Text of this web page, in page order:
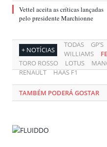
Vettel aceita as críticas lançadas
pelo presidente Marchionne
+ NOTÍCIAS
TODAS GP’S
WILLIAMS
TORO ROSSO
LOTUS
RENAULT
HAAS F1
TAMBÉM PODERÁ GOSTAR